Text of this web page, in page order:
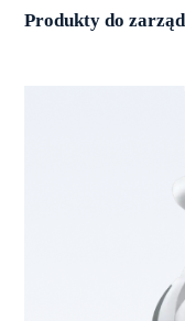
Produkty do